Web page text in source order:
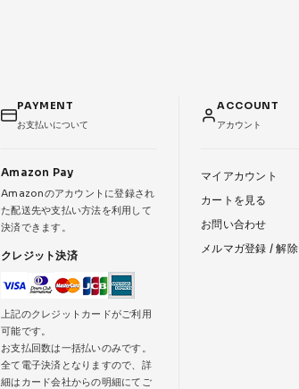
PAYMENT
お支払いについて
Amazon Pay
Amazonのアカウントに登録され
た配送先や支払い方法を利用して
決済できます。
クレジット決済
上記のクレジットカードがご利用
可能です。
お支払回数は一括払いのみです。
全て電子決済となりますので、詳
細はカード会社からの明細にてご
ACCOUNT
アカウント
マイアカウント
カートを見る
お問い合わせ
メルマガ登録 / 解除